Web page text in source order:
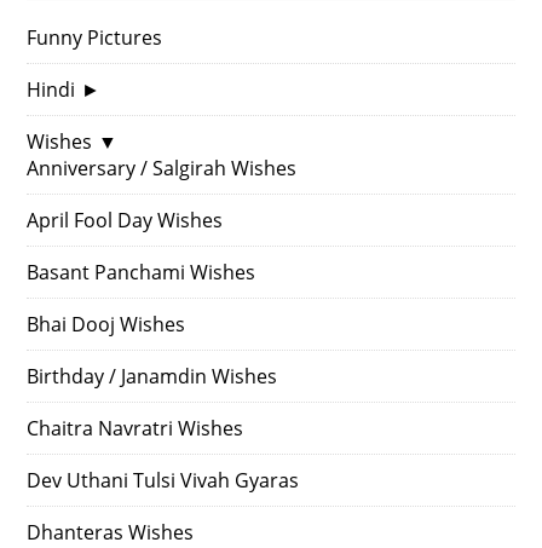
Funny Pictures
Hindi ►
Wishes ▼
Anniversary / Salgirah Wishes
April Fool Day Wishes
Basant Panchami Wishes
Bhai Dooj Wishes
Birthday / Janamdin Wishes
Chaitra Navratri Wishes
Dev Uthani Tulsi Vivah Gyaras
Dhanteras Wishes